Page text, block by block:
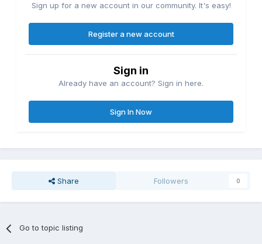
Sign up for a new account in our community. It's easy!
Register a new account
Sign in
Already have an account? Sign in here.
Sign In Now
Share Followers 0
Go to topic listing